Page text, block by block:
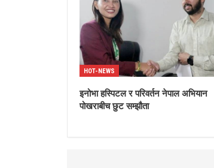
HOT-NEWS
इनोभा हस्पिटल र परिवर्तन नेपाल अभियान
पोखराबीच छुट सम्झौता